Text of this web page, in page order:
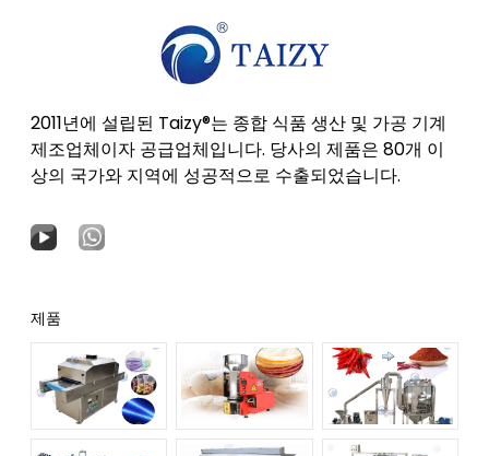
2011년에 설립된 Taizy®는 종합 식품 생산 및 가공 기계
제조업체이자 공급업체입니다. 당사의 제품은 80개 이
상의 국가와 지역에 성공적으로 수출되었습니다.
제품